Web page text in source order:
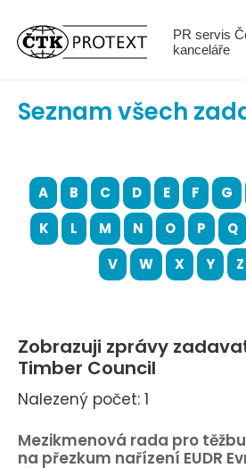
PR servis
kanceláře
Seznam všech
A B C D E F G
K
L M N O P Q
V
W X Y Z
Zobrazuji zprávy
Timber Council
Nalezený počet: 1
Mezikmenová rada pro
na přezkum nařízení EUDR